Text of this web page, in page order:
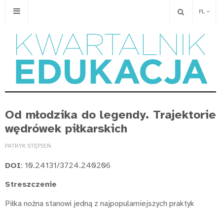
PL
Od młodzika do legendy. Trajektorie
wędrówek piłkarskich
PATRYK STĘPIEŃ
DOI: 10.24131/3724.240206
Streszczenie
Piłka nożna stanowi jedną z najpopularniejszych praktyk